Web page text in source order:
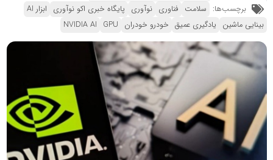
برچسب‌ها: سلامت فناوری نوآوری پایگاه خبری اکو نوآوری ابزار AI
بینایی ماشین یادگیری عمیق خودرو خودران GPU
NVIDIA AI